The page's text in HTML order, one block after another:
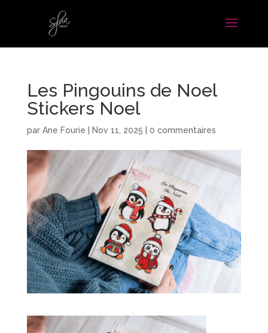
Les Pingouins de Noel
Stickers Noel
par Ane Fourie Nov 11, 2025 0 commentaires